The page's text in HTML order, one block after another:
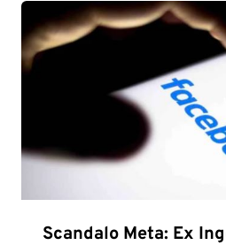
Scandalo Meta: Ex